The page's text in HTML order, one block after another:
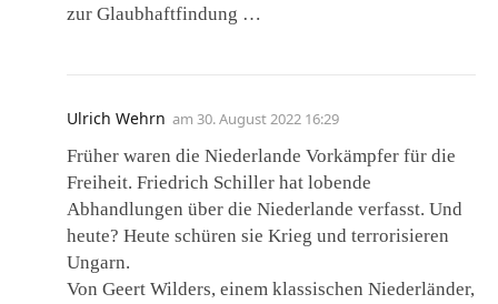
zur Glaubhaftfindung …
Ulrich Wehrn am 30. August 2022 16:29
Früher waren die Niederlande Vorkämpfer für die
Freiheit. Friedrich Schiller hat lobende
Abhandlungen über die Niederlande verfasst. Und
heute? Heute schüren sie Krieg und terrorisieren
Ungarn.
Von Geert Wilders, einem klassischen Niederländer,